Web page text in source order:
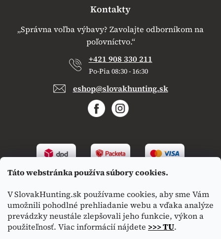
Táto webstránka používa súbory cookies.
V SlovakHunting.sk používame cookies, aby sme Vám
umožnili pohodlné prehliadanie webu a vďaka analýze
prevádzky neustále zlepšovali jeho funkcie, výkon a
použiteľnosť. Viac informácií nájdete >>> TU.
Kontakty
„Správna voľba výbavy? Zavolajte odborníkom na
poľovníctvo.“
+421 908 330 211
Po-Pia 08:30 - 16:30
eshop@slovakhunting.sk